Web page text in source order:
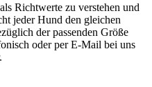
Richtwerte zu verstehen und
jeder Hund den gleichen
der passenden Größe
oder per E-Mail bei uns